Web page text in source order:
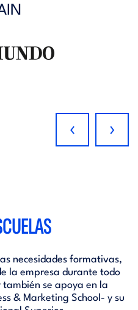
‹ ›
necesidades formativas,
la empresa durante todo
también se apoya en la
& Marketing School- y su